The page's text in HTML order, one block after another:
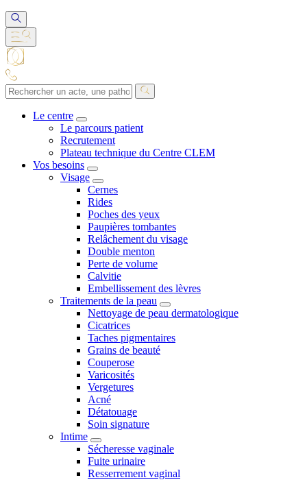
Le centre
Le parcours patient
Recrutement
Plateau technique du Centre CLEM
Vos besoins
Visage
Cernes
Rides
Poches des yeux
Paupières tombantes
Relâchement du visage
Double menton
Perte de volume
Calvitie
Embellissement des lèvres
Traitements de la peau
Nettoyage de peau dermatologique
Cicatrices
Taches pigmentaires
Grains de beauté
Couperose
Varicosités
Vergetures
Acné
Détatouage
Soin signature
Intime
Sécheresse vaginale
Fuite urinaire
Resserrement vaginal